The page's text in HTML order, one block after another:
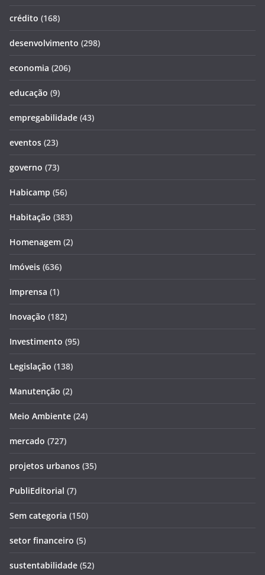
crédito (168)
desenvolvimento (298)
economia (206)
educação (9)
empregabilidade (43)
eventos (23)
governo (73)
Habicamp (56)
Habitação (383)
Homenagem (2)
Imóveis (636)
Imprensa (1)
Inovação (182)
Investimento (95)
Legislação (138)
Manutenção (2)
Meio Ambiente (24)
mercado (727)
projetos urbanos (35)
PubliEditorial (7)
Sem categoria (150)
setor financeiro (5)
sustentabilidade (52)